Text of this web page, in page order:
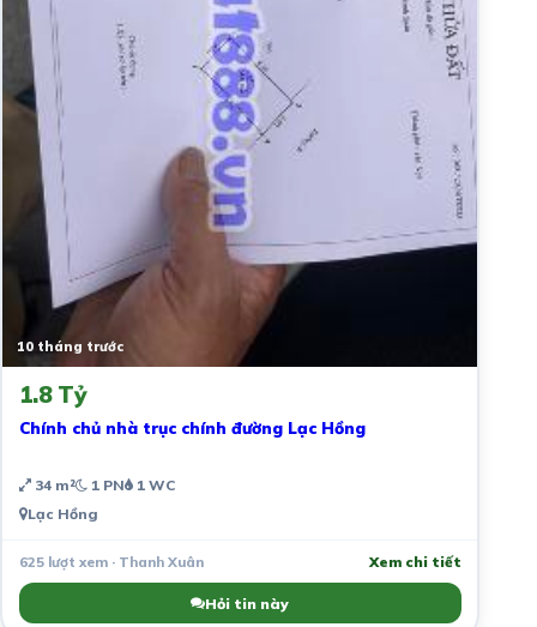
10 tháng trước
1.8 Tỷ
Chính chủ nhà trục chính đường Lạc Hồng
34 m² 1 PN 1 WC
Lạc Hồng
625 lượt xem · Thanh Xuân Xem chi tiết
Hỏi tin này